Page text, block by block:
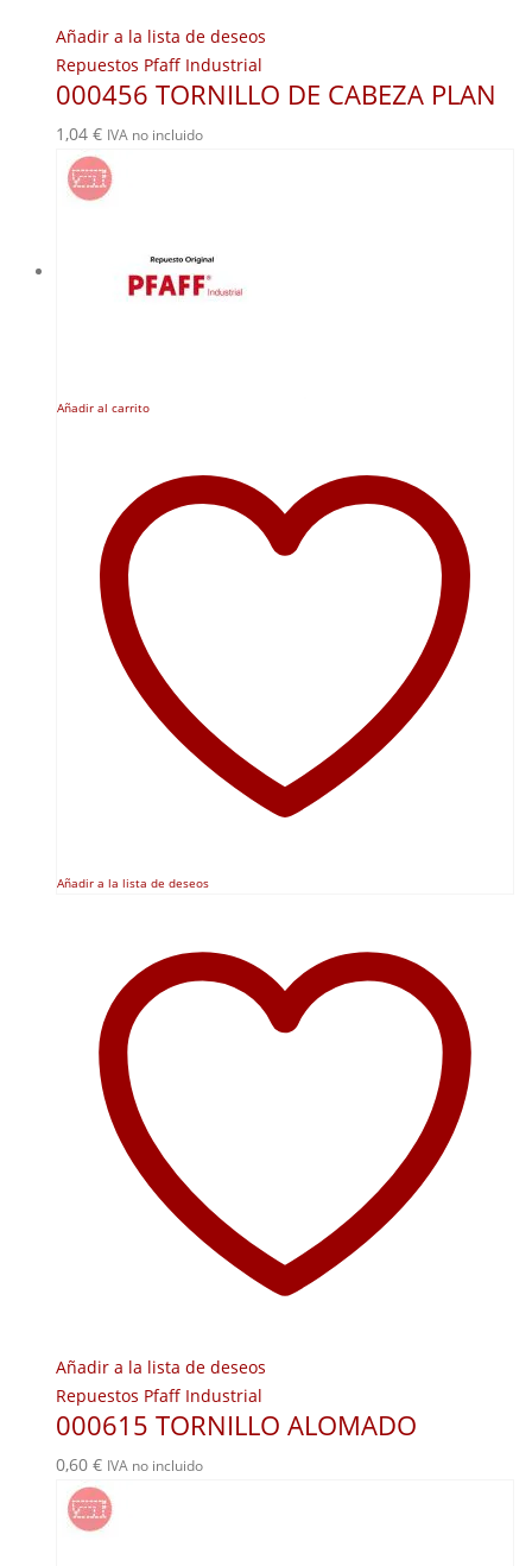
Añadir a la lista de deseos
Repuestos Pfaff Industrial
000456 TORNILLO DE CABEZA PLAN
1,04 € IVA no incluido
Añadir al carrito
Añadir a la lista de deseos
Añadir a la lista de deseos
Repuestos Pfaff Industrial
000615 TORNILLO ALOMADO
0,60 € IVA no incluido